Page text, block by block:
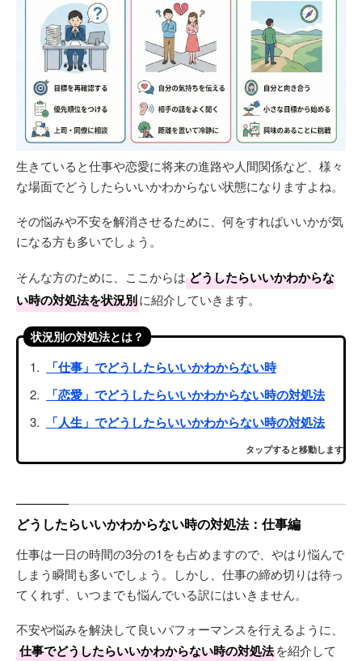
生きていると仕事や恋愛に将来の進路や人間関係など、様々
な場面でどうしたらいいかわからない状態になりますよね。
その悩みや不安を解消させるために、何をすればいいかが気
になる方も多いでしょう。
そんな方のために、ここからは どうしたらいいかわからな
い時の対処法を状況別に紹介していきます。
状況別の対処法とは？
「仕事」でどうしたらいいかわからない時
「恋愛」でどうしたらいいかわからない時の対処法
「人生」でどうしたらいいかわからない時の対処法
タップすると移動します
どうしたらいいかわからない時の対処法：仕事編
仕事は一日の時間の3分の1をも占めますので、やはり悩んで
しまう瞬間も多いでしょう。しかし、仕事の締め切りは待っ
てくれず、いつまでも悩んでいる訳にはいきません。
不安や悩みを解決して良いパフォーマンスを行えるように、
仕事でどうしたらいいかわからない時の対処法を紹介して